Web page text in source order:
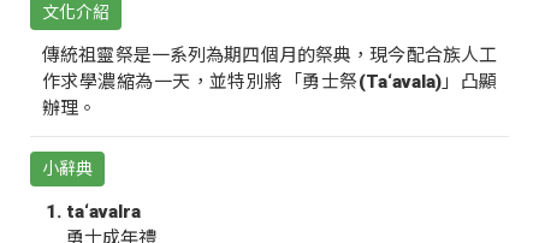
文化介紹
傳統祖靈祭是一系列為期四個月的祭典，現今配合族人工
作求學濃縮為一天，並特別將「勇士祭(Ta‘avala)」凸顯
辦理。
小辭典
ta‘avalra
勇士成年禮